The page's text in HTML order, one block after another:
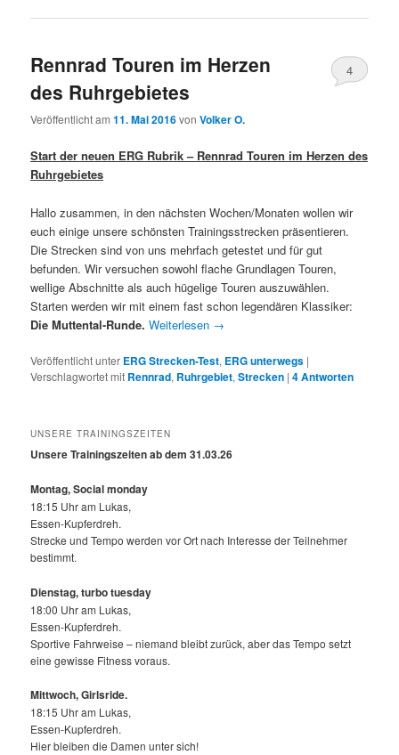
Rennrad Touren im Herzen
des Ruhrgebietes
Veröffentlicht am11. Mai 2016vonVolker O.
4
Start der neuen ERG Rubrik – Rennrad Touren im Herzen des
Ruhrgebietes
Hallo zusammen, in den nächsten Wochen/Monaten wollen wir
euch einige unsere schönsten Trainingsstrecken präsentieren.
Die Strecken sind von uns mehrfach getestet und für gut
befunden. Wir versuchen sowohl flache Grundlagen Touren,
wellige Abschnitte als auch hügelige Touren auszuwählen.
Starten werden wir mit einem fast schon legendären Klassiker:
Die Muttental-Runde. Weiterlesen →
Veröffentlicht unter ERG Strecken-Test, ERG unterwegs |
Verschlagwortet mit Rennrad, Ruhrgebiet,Strecken |4Antworten
UNSERE TRAININGSZEITEN
Unsere Trainingszeiten ab dem 31.03.26
Montag, Social monday
18:15 Uhr am Lukas,
Essen-Kupferdreh.
Strecke und Tempo werden vor Ort nach Interesse der Teilnehmer
bestimmt.
Dienstag, turbo tuesday
18:00 Uhr am Lukas,
Essen-Kupferdreh.
Sportive Fahrweise – niemand bleibt zurück, aber das Tempo setzt
eine gewisse Fitness voraus.
Mittwoch,Girlsride.
18:15 Uhr am Lukas,
Essen-Kupferdreh.
Hier bleiben die Damen unter sich!